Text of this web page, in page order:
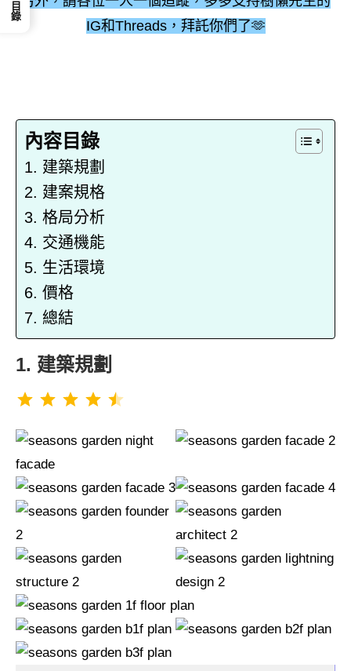
IG和Threads，拜託你們了🫶
內容目錄
1. 建築規劃
2. 建案規格
3. 格局分析
4. 交通機能
5. 生活環境
6. 價格
7. 總結
1. 建築規劃
⭐⭐ ⭐⭐⭐
目錄